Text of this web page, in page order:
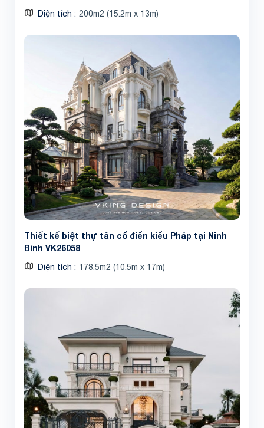
Diện tích 200m2 (15.2m x 13m)
Thiết kế biệt thự tân cổ điển kiểu Pháp tại Ninh
Bình VK26058
Diện tích 178.5m2 (10.5m x 17m)